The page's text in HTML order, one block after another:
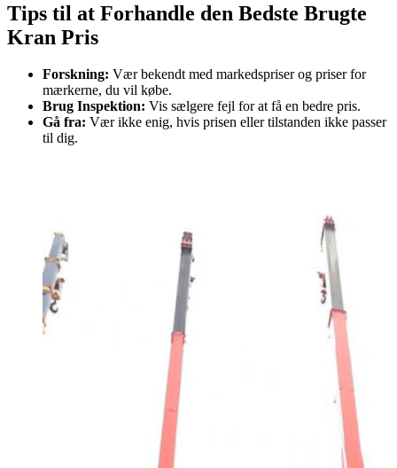
Tips til at Forhandle den Bedste Brugte
Kran Pris
Forskning: Vær bekendt med markedspriser og priser for
mærkerne, du vil købe.
Brug Inspektion: Vis sælgere fejl for at få en bedre pris.
Gå fra: Vær ikke enig, hvis prisen eller tilstanden ikke passer
til dig.